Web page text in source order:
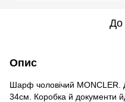
До
Опис
Шарф чоловічий
34см. Коробка й документи